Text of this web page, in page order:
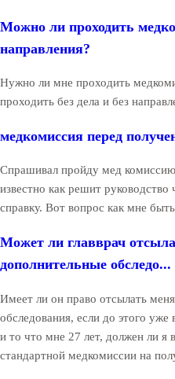
Можно ли проходить
направления?
Нужно ли мне проходить
проходить без дела и без
медкомиссия перед
Спрашивал пройду мед
известно как решит
справку. Вот вопрос как мне
Может ли главврач
дополнительные обследо...
Имеет ли он право отсылать
обследования, если до этого
и то что мне 27 лет, должен ли
стандартной медкомиссии на